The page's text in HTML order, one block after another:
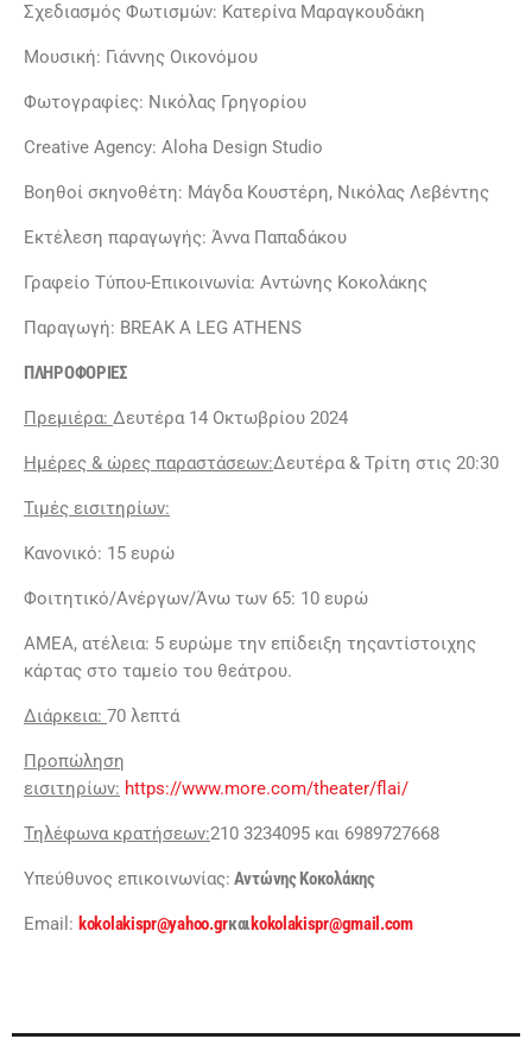
Σχεδιασμός Φωτισμών: Κατερίνα Μαραγκουδάκη
Μουσική: Γιάννης Οικονόμου
Φωτογραφίες: Νικόλας Γρηγορίου
Creative Agency: Aloha Design Studio
Βοηθοί σκηνοθέτη: Μάγδα Κουστέρη, Νικόλας Λεβέντης
Εκτέλεση παραγωγής: Άννα Παπαδάκου
Γραφείο Τύπου-Επικοινωνία: Αντώνης Κοκολάκης
Παραγωγή: BREAK A LEG ATHENS
ΠΛΗΡΟΦΟΡΙΕΣ
Πρεμιέρα: Δευτέρα 14 Οκτωβρίου 2024
Ημέρες & ώρες παραστάσεων:Δευτέρα & Τρίτη στις 20:30
Τιμές εισιτηρίων:
Κανονικό: 15 ευρώ
Φοιτητικό/Ανέργων/Άνω των 65: 10 ευρώ
ΑΜΕΑ, ατέλεια: 5 ευρώμε την επίδειξη τηςαντίστοιχης
κάρτας στο ταμείο του θεάτρου.
Διάρκεια: 70 λεπτά
Προπώληση
εισιτηρίων: https://www.more.com/theater/flai/
Τηλέφωνα κρατήσεων:210 3234095 και 6989727668
Υπεύθυνος επικοινωνίας: Αντώνης Κοκολάκης
Email: kokolakispr@yahoo.grκαιkokolakispr@gmail.com